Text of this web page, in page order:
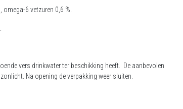
6 vetzuren 0,6 %.
vers drinkwater ter beschikking heeft. De aanbevolen
Na opening de verpakking weer sluiten.